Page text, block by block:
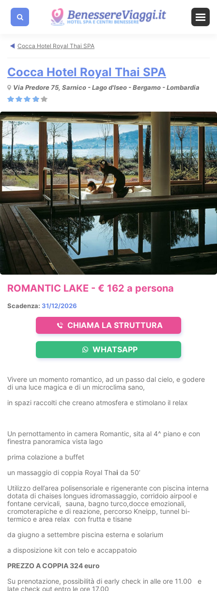
Cocca Hotel Royal Thai SPA
Cocca Hotel Royal Thai SPA
Via Predore 75, Sarnico - Lago d'Iseo - Bergamo - Lombardia
CHIAMA LA STRUTTURA
WHATSAPP
Scadenza: 31/12/2026
ROMANTIC LAKE - € 162 a persona
Vivere un momento romantico, ad un passo dal cielo, e godere
di una luce magica e di un microclima sano,
in spazi raccolti che creano atmosfera e stimolano il relax
Un pernottamento in camera Romantic, sita al 4^ piano e con
finestra panoramica vista lago
prima colazione a buffet
un massaggio di coppia Royal Thai da 50’
Utilizzo dell’area polisensoriale e rigenerante con piscina interna
dotata di chaises longues idromassaggio, corridoio airpool e
fontane cervicali, sauna, bagno turco,docce emozionali,
cromoterapiche e di reazione, percorso Kneipp, tunnel bi-
termico e area relax con frutta e tisane
da giugno a settembre piscina esterna e solarium
a disposizione kit con telo e accappatoio
PREZZO A COPPIA 324 euro
Su prenotazione, possibilità di early check in alle ore 11.00 e
late check out entro le ore 17.00